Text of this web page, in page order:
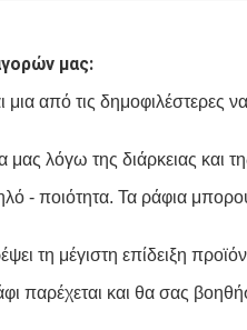
μας:
από τις δημοφιλέστερες
λόγω της διάρκειας και
- ποιότητα. Τα ράφια
τη μέγιστη επίδειξη
παρέχεται και θα σας